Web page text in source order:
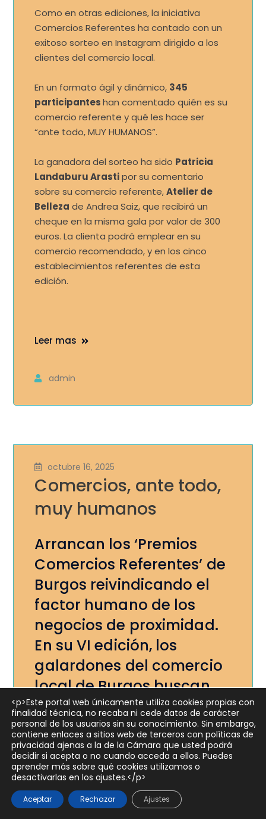
Como en otras ediciones, la iniciativa
Comercios Referentes ha contado con un
exitoso sorteo en Instagram dirigido a los
clientes del comercio local.
En un formato ágil y dinámico, 345
participanteshan comentado quién es su
comercio referente y qué les hace ser
“ante todo, MUY HUMANOS”.
La ganadora del sorteo ha sido Patricia
Landaburu Arastipor su comentario
sobre su comercio referente,Atelier de
Belleza de Andrea Saiz, que recibirá un
cheque en la misma gala por valor de 300
euros. La clienta podrá emplear en su
comercio recomendado, y en los cinco
establecimientos referentes de esta
edición.
Leer mas
admin
octubre 16, 2025
Comercios, ante todo,
muy humanos
Arrancan los ‘Premios
Comercios Referentes’ de
Burgos reivindicando el
factor humano de los
negocios de proximidad.
En su VI edición, los
galardones del comercio
local de Burgos buscan
aquellos comercios de la
ciudad que destaquen
por sus habilidades
humanas como la
empatía, resiliencia,
capacidad de conectar
<p>Este portal web únicamente utiliza cookies propias con
finalidad técnica, no recaba ni cede datos de carácter
personal de los usuarios sin su conocimiento. Sin embargo,
contiene enlaces a sitios web de terceros con políticas de
privacidad ajenas a la de la Cámara que usted podrá
decidir si acepta o no cuando acceda a ellos. Puedes
aprender más sobre qué cookies utilizamos o
desactivarlas en los ajustes.</p>
Aceptar Rechazar Ajustes